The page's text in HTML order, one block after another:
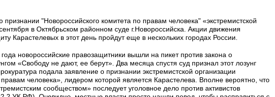
"Новороссийского комитета по правам человека" «экстремистской
в Октябрьском районном суде г.Новороссийска. Акции движения
Карастелевых в этот день пройдут еще в нескольких городах России.
новороссийские правозащитники вышли на пикет против закона о
«Свободу не дают, ее берут». Два месяца спустя суд признал этот лозунг
подала заявление о признании экстремистской организации
человека», лидером которой является Карастелева. Вполне вероятно, что
сообществом» последует уголовное дело против активистов